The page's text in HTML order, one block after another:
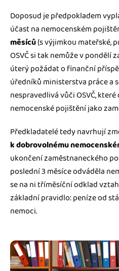
Doposud je předpokladem
účast na nemocenském
měsíců(s výjimkou mateřské,
OSVČ si tak nemůže v pondělí
úterý požádat o finanční
úředníků ministerstva práce a
nespravedlivá vůči OSVČ,
nemocenské pojištění jako
Předkladatelé tedy navrhují
k dobrovolnému
ukončení zaměstnaneckého
poslední 3 měsíce odváděla
se na ni tříměsíční odklad
základní pravidlo: peníze od
nemoci.